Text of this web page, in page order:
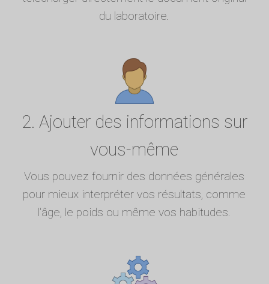
du laboratoire.
2. Ajouter des informations sur
vous-même
Vous pouvez fournir des données générales
pour mieux interpréter vos résultats, comme
l'âge, le poids ou même vos habitudes.